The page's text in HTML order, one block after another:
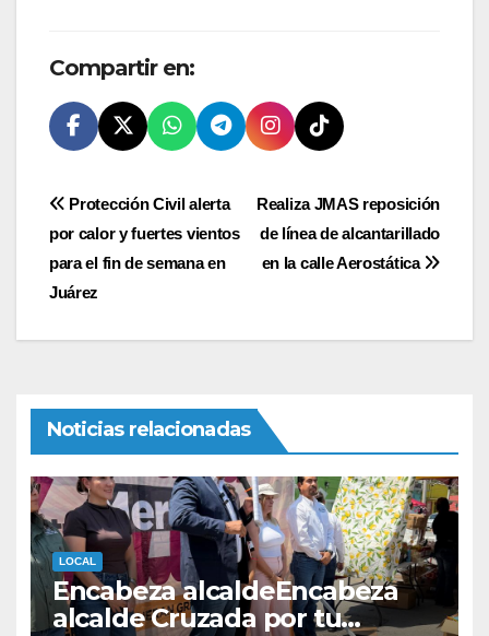
Compartir en:
Navegación
de
entradas
Realiza JMAS reposición
de línea de alcantarillado
en la calle Aerostática
Protección Civil alerta
por calor y fuertes vientos
para el fin de semana en
Juárez
Noticias relacionadas
LOCAL
Encabeza alcaldeEncabeza
alcalde Cruzada por tu